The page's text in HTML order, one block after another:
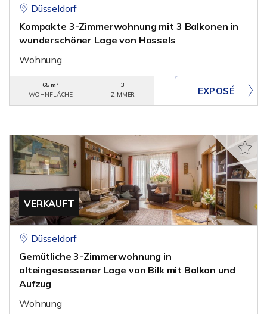
Düsseldorf
Kompakte 3-Zimmerwohnung mit 3 Balkonen in
wunderschöner Lage von Hassels
Wohnung
65 m²
WOHNFLÄCHE
3
ZIMMER
VERKAUFT
Düsseldorf
Gemütliche 3-Zimmerwohnung in
alteingesessener Lage von Bilk mit Balkon und
Aufzug
Wohnung